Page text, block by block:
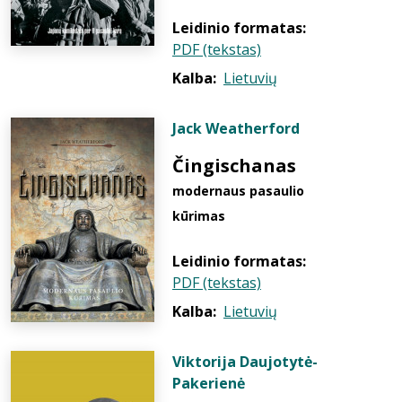
Leidinio formatas:
PDF (tekstas)
Kalba: Lietuvių
Jack Weatherford
Čingischanas
modernaus pasaulio
kūrimas
Leidinio formatas:
PDF (tekstas)
Kalba: Lietuvių
Viktorija Daujotytė-
Pakerienė